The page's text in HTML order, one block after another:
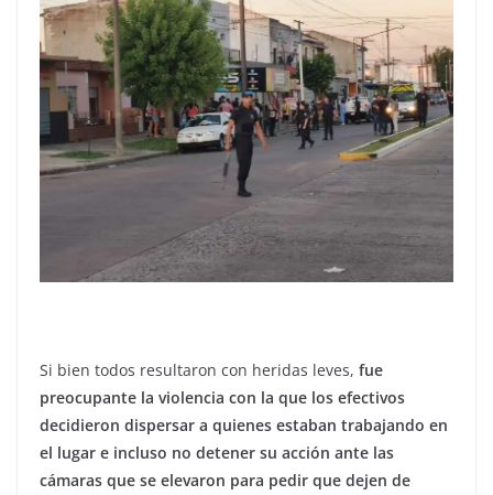
Si bien todos resultaron con heridas leves, fue
preocupante la violencia con la que los efectivos
decidieron dispersar a quienes estaban trabajando en
el lugar e incluso no detener su acción ante las
cámaras que se elevaron para pedir que dejen de